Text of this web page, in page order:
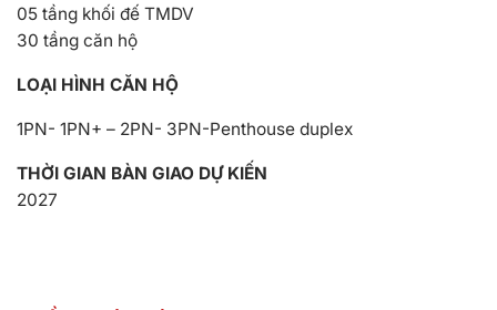
05 tầng khối đế TMDV
30 tầng căn hộ
LOẠI HÌNH CĂN HỘ
1PN- 1PN+ – 2PN- 3PN-Penthouse duplex
THỜI GIAN BÀN GIAO DỰ KIẾN
2027